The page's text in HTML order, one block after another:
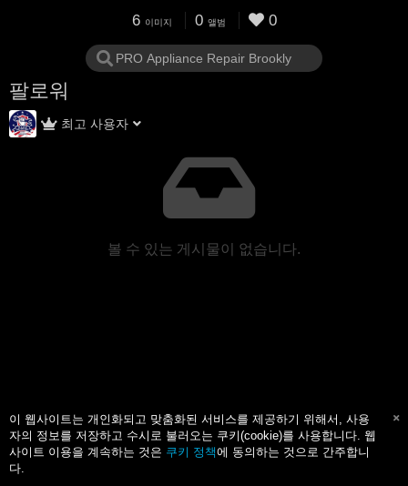
6 이미지 0 앨범 0
팔로워
최고 사용자
볼 수 있는 게시물이 없습니다.
이 웹사이트는 개인화되고 맞춤화된 서비스를 제공하기 위해서, 사용
자의 정보를 저장하고 수시로 불러오는 쿠키(cookie)를 사용합니다. 웹
사이트 이용을 계속하는 것은 쿠키 정책에 동의하는 것으로 간주합니
다.